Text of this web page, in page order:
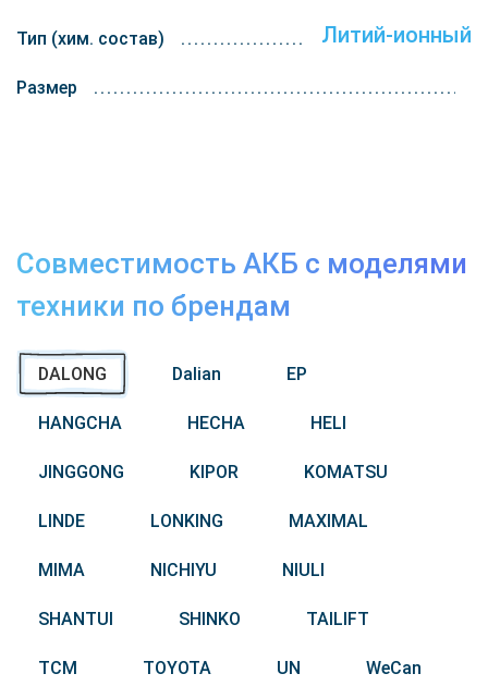
Тип (хим. состав) Литий-ионный
Размер
Совместимость АКБ с моделями
техники по брендам
DALONG Dalian EP
HANGCHA HECHA HELI
JINGGONG KIPOR KOMATSU
LINDE LONKING MAXIMAL
MIMA NICHIYU NIULI
SHANTUI SHINKO TAILIFT
TCM TOYOTA UN WeCan